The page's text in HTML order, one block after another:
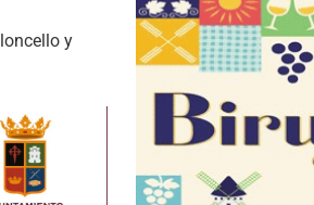
y